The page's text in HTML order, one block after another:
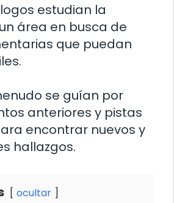
estudian la
área en busca de
que puedan
se guían por
anteriores y pistas
encontrar nuevos y
hallazgos.
ocultar